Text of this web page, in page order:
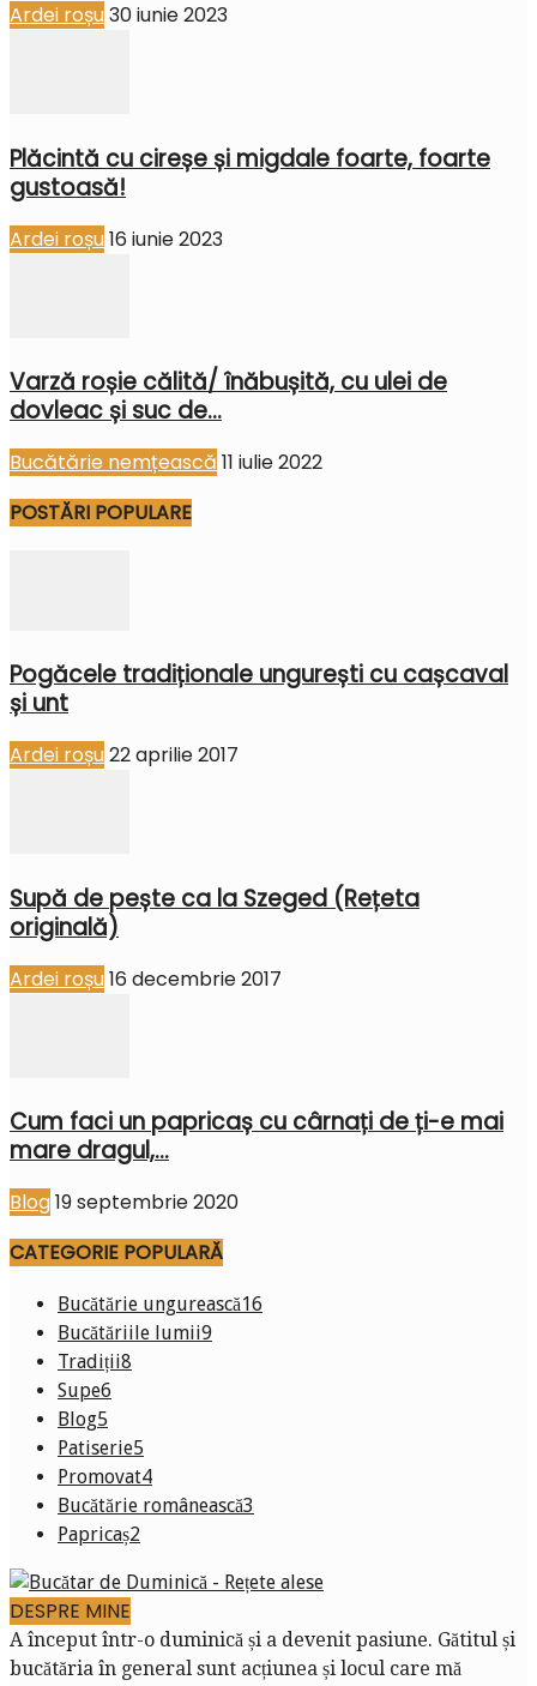
Ardei roșu30 iunie 2023
Plăcintă cu cireșe și migdale foarte, foarte
gustoasă!
Ardei roșu16 iunie 2023
Varză roșie călită/ înăbușită, cu ulei de
dovleac și suc de...
Bucătărie nemțească 11 iulie 2022
POSTĂRI POPULARE
Pogăcele tradiționale ungurești cu cașcaval
și unt
Ardei roșu22 aprilie 2017
Supă de pește ca la Szeged (Rețeta
originală)
Ardei roșu16 decembrie 2017
Cum faci un papricaș cu cârnați de ți-e mai
mare dragul,...
Blog19 septembrie 2020
CATEGORIE POPULARĂ
Bucătărie ungurească16
Bucătăriile lumii9
Tradiții8
Supe6
Blog5
Patiserie5
Promovat4
Bucătărie românească3
Papricaș2
DESPRE MINE
A început într-o duminică și a devenit pasiune. Gătitul și
bucătăria în general sunt acțiunea și locul care mă